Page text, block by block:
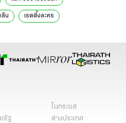
ลีน เรตติ้งละคร
ในกระแส
รัฐ
ต่างประเทศ